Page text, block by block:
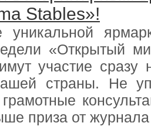
Stables»!
уникальной
«Открытый
участие сразу
страны. Не
приза от